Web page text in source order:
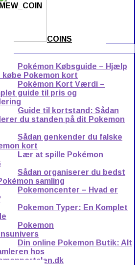
COINS
Pokémon Købsguide – Hjælp
købe Pokemon kort
Pokémon Kort Værdi –
guide til pris og
Guide til kortstand: Sådan
du standen på dit Pokemon
Sådan genkender du falske
kort
Lær at spille Pokémon
Sådan organiserer du bedst
samling
Pokemoncenter – Hvad er
Pokemon Typer: En Komplet
Pokemon
Din online Pokemon Butik: Alt
hos